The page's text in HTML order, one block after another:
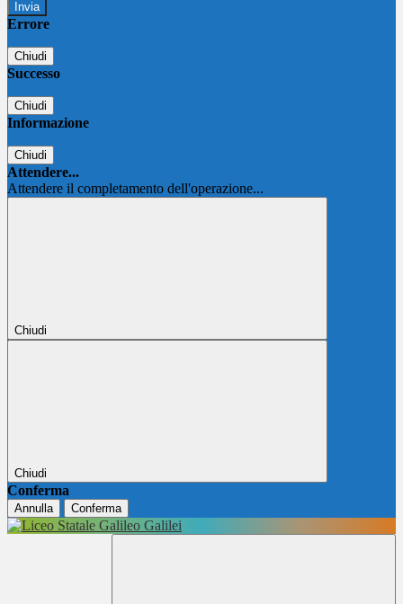
Errore
Chiudi
Successo
Chiudi
Informazione
Chiudi
Attendere...
Attendere il completamento dell'operazione...
Chiudi
Chiudi
Conferma
Annulla Conferma